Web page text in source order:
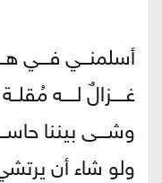
أسلمنـــي فــــي
غـــــزالٌ لـــــه
وشــــى بيننا
ولو شاء أن